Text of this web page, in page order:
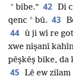
* bibe.” 42 Di
qenc * bû. 43
44 û ji wî re
xwe nîşanî
pêşkêş bike, da
45 Lê ew